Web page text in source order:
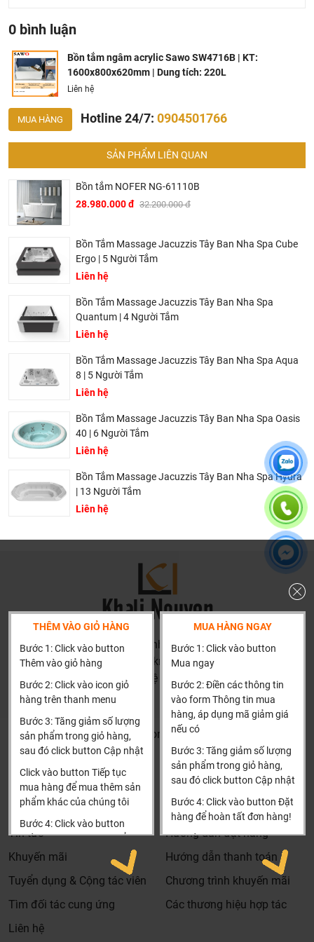
Lòng bồn thiết kế công thái học: Các đường cong và vị trí
tựa lưng bên trong được tính toán kỹ lưỡng để nâng đỡ
cơ thể một cách tối ưu, mang lại sự thoải mái và dễ chịu
trong suốt quá trình ngâm mình.
Bồn tắm ngâm acrylic Sawo SW4716B
Thông số kỹ thuật của chiếc bồn tắm Acrylic SAWO
Loại bồn tắm:Bồn tắm ngâm chữ nhật
Kích thước phủ bì (DxRxC): 1600 x 800 x 620 mm
Kích thước lòng trong (DxRxC): 910 x 500 x 430 mm
0 bình luận
Bồn tắm ngâm acrylic Sawo SW4716B | KT:
1600x800x620mm | Dung tích: 220L
Liên hệ
MUA HÀNG Hotline 24/7: 0904501766
SẢN PHẨM LIÊN QUAN
Bồn tắm NOFER NG-61110B
28.980.000 đ 32.200.000 đ
Bồn Tắm Massage Jacuzzis Tây Ban Nha Spa Cube
Ergo | 5 Người Tắm
Liên hệ
Bồn Tắm Massage Jacuzzis Tây Ban Nha Spa
Quantum | 4 Người Tắm
Liên hệ
Bồn Tắm Massage Jacuzzis Tây Ban Nha Spa Aqua
8 | 5 Người Tắm
Liên hệ
Bồn Tắm Massage Jacuzzis Tây Ban Nha Spa Oasis
40 | 6 Người Tắm
Liên hệ
Bồn Tắm Massage Jacuzzis Tây Ban Nha Spa Hydra
| 13 Người Tắm
Liên hệ
THÊM VÀO GIỎ HÀNG
Bước 1: Click vào button
Thêm vào giỏ hàng
Bước 2: Click vào icon giỏ
hàng trên thanh menu
Bước 3: Tăng giảm số lượng
sản phẩm trong giỏ hàng,
sau đó click button Cập nhật
Click vào button Tiếp tục
mua hàng để mua thêm sản
phẩm khác của chúng tôi
Bước 4: Click vào button
Tiến hành thanh toán để
thanh toán đơn hàng của
Xin cảm ơn khách hàng!!!
MUA HÀNG NGAY
Bước 1: Click vào button
Mua ngay
Bước 2: Điền các thông tin
vào form Thông tin mua
hàng, áp dụng mã giảm giá
nếu có
Bước 3: Tăng giảm số lượng
sản phẩm trong giỏ hàng,
sau đó click button Cập nhật
Bước 4: Click vào button Đặt
hàng để hoàn tất đơn hàng!
Xin cảm ơn khách hàng!!!
HN: số 160 đường Văn Minh, Di Trạch, Hoài Đức, Hà Nội
(Cách đại học công nghiệp 1 km)
HCM và các tỉnh khác: Liên hệ hotline để được hướng dẫn
đặt hàng
Khalinguyen.vn@gmail.com
0904501766
Thông tin
Tìm đại lý & Hợp tác
Tin tức
Khuyến mãi
Tuyển dụng & Cộng tác viên
Tìm đối tác cung ứng
Liên hệ
Thông tin thêm
Hướng dẫn mua hàng
Hướng dẫn đặt hàng
Hướng dẫn thanh toán
Chương trình khuyến mãi
Các thương hiệu hợp tác